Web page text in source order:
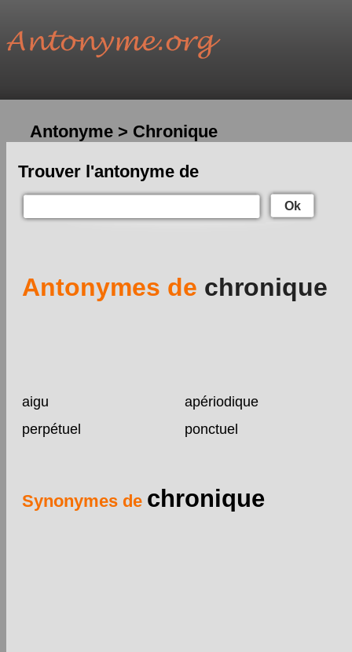
Antonyme > Chronique
Trouver l'antonyme de
Ok
Antonymes de chronique
aigu
apériodique
perpétuel
ponctuel
Synonymes de chronique